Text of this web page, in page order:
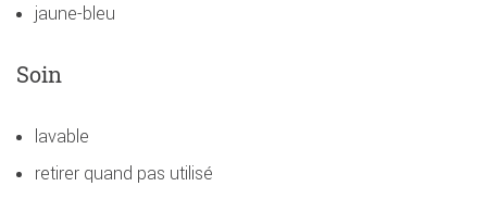
jaune-bleu
Soin
lavable
retirer quand pas utilisé